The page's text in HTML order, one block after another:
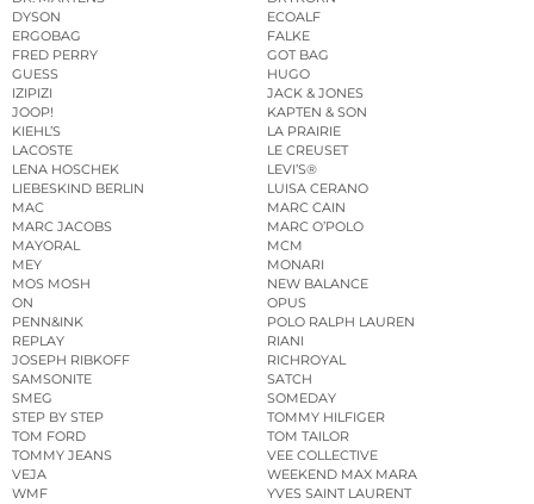
DYSON
ECOALF
ERGOBAG
FALKE
FRED PERRY
GOT BAG
GUESS
HUGO
IZIPIZI
JACK & JONES
JOOP!
KAPTEN & SON
KIEHL’S
LA PRAIRIE
LACOSTE
LE CREUSET
LENA HOSCHEK
LEVI’S®
LIEBESKIND BERLIN
LUISA CERANO
MAC
MARC CAIN
MARC JACOBS
MARC O’POLO
MAYORAL
MCM
MEY
MONARI
MOS MOSH
NEW BALANCE
ON
OPUS
PENN&INK
POLO RALPH LAUREN
REPLAY
RIANI
JOSEPH RIBKOFF
RICHROYAL
SAMSONITE
SATCH
SMEG
SOMEDAY
STEP BY STEP
TOMMY HILFIGER
TOM FORD
TOM TAILOR
TOMMY JEANS
VEE COLLECTIVE
VEJA
WEEKEND MAX MARA
WMF
YVES SAINT LAURENT